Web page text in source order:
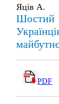
Яців А.
Шостий
майбутнє
PDF